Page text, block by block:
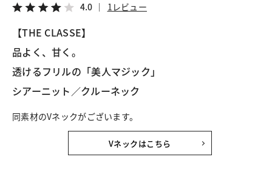
4.0 1レビュー
【THE CLASSE】
品よく、甘く。
透けるフリルの「美人マジック」
シアーニット／クルーネック
同素材のVネックがございます。
Vネックはこちら